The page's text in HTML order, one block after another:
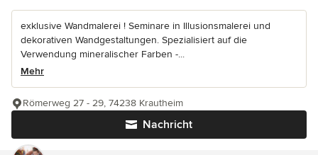
exklusive Wandmalerei ! Seminare in Illusionsmalerei und
dekorativen Wandgestaltungen. Spezialisiert auf die
Verwendung mineralischer Farben -...
Mehr
Nachricht
Römerweg 27 - 29, 74238 Krautheim